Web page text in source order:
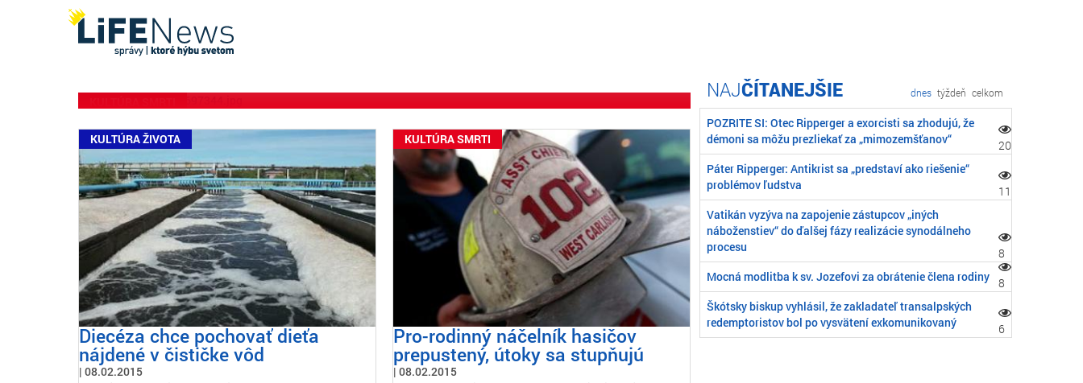
Pápež Lev vyhlásil svoj júnový modlitebný úmysel
za „hodnoty športu“, zatiaľ čo aktivisti z LGBT
KULTÚRA ŽIVOTA
Diecéza chce pochovať dieťa
nájdené v čističke vôd
08.02.2015
KULTÚRA SMRTI
Pro-rodinný náčelník hasičov
prepustený, útoky sa stupňujú
08.02.2015
ČÍTANEJŠIE dnes týždeň celkom
POZRITE SI: Otec Ripperger a exorcisti sa zhodujú, že
démoni sa môžu prezliekať za „mimozemšťanov“
20
Páter Ripperger: Antikrist sa „predstaví ako riešenie“
problémov ľudstva
11
Vatikán vyzýva na zapojenie zástupcov „iných
náboženstiev“ do ďalšej fázy realizácie synodálneho
procesu
8
Mocná modlitba k sv. Jozefovi za obrátenie člena rodiny 8
Škótsky biskup vyhlásil, že zakladateľ transalpských
redemptoristov bol po vysvätení exkomunikovaný
6